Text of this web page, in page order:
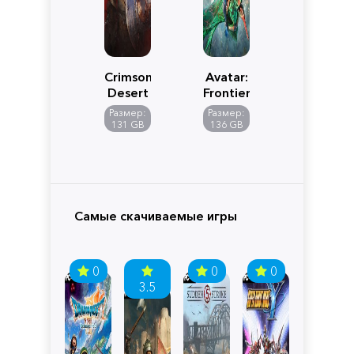
Crimson
Desert
Размер:
131 GB
Avatar:
Frontiers
of
Pandora
Размер:
136 GB
Самые скачиваемые игры
0
3.5
0 0